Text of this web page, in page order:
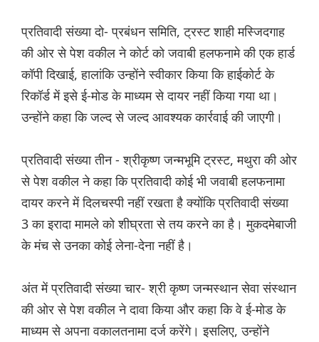
प्रतिवादी संख्या दो- प्रबंधन समिति, ट्रस्ट शाही मस्जिदगाह
की ओर से पेश वकील ने कोर्ट को जवाबी हलफनामे की एक हार्ड
कॉपी दिखाई, हालांकि उन्होंने स्वीकार किया कि हाईकोर्ट के
रिकॉर्ड में इसे ई-मोड के माध्यम से दायर नहीं किया गया था।
उन्होंने कहा कि जल्द से जल्द आवश्यक कार्रवाई की जाएगी।
प्रतिवादी संख्या तीन - श्रीकृष्ण जन्मभूमि ट्रस्ट, मथुरा की ओर
से पेश वकील ने कहा कि प्रतिवादी कोई भी जवाबी हलफनामा
दायर करने में दिलचस्पी नहीं रखता है क्योंकि प्रतिवादी संख्या
3 का इरादा मामले को शीघ्रता से तय करने का है। मुकदमेबाजी
के मंच से उनका कोई लेना-देना नहीं है।
अंत में प्रतिवादी संख्या चार- श्री कृष्ण जन्मस्थान सेवा संस्थान
की ओर से पेश वकील ने दावा किया और कहा कि वे ई-मोड के
माध्यम से अपना वकालतनामा दर्ज करेंगे। इसलिए, उन्होंने